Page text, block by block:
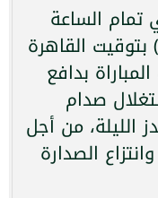
تمام الساعة
التاسعة والنصف مساءً (9:30) بتوقيت القاهرة
بدافع
صدام
الليلة، من أجل
الصدارة